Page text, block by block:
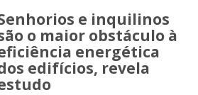
e inquilinos
o maior obstáculo à
energética
edifícios, revela